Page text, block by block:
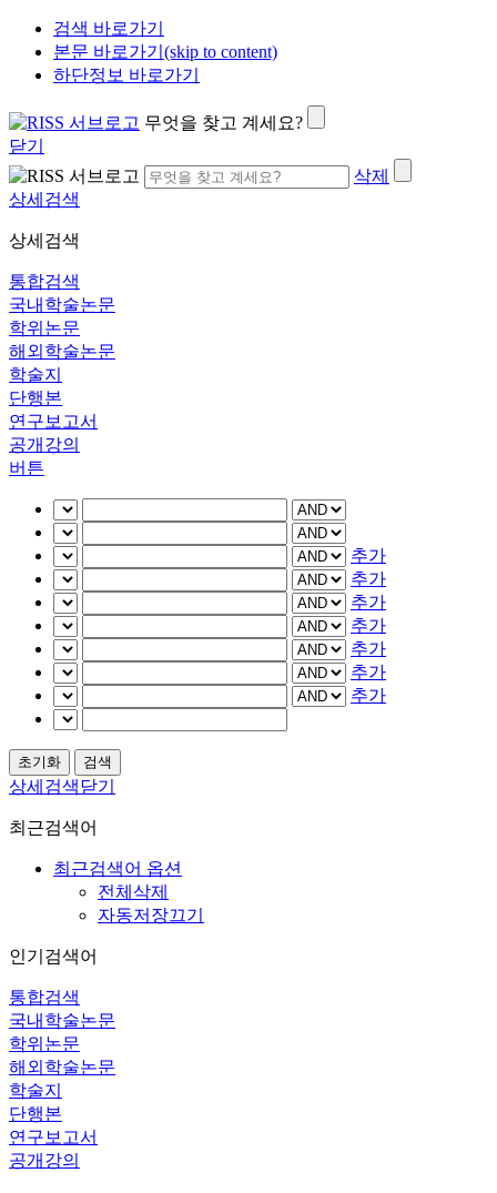
검색 바로가기
본문 바로가기(skip to content)
하단정보 바로가기
무엇을 찾고 계세요?
닫기
삭제
상세검색
상세검색
통합검색
국내학술논문
학위논문
해외학술논문
학술지
단행본
연구보고서
공개강의
버튼
추가
추가
추가
추가
추가
추가
추가
상세검색닫기
최근검색어
최근검색어 옵션
전체삭제
자동저장끄기
인기검색어
통합검색
국내학술논문
학위논문
해외학술논문
학술지
단행본
연구보고서
공개강의